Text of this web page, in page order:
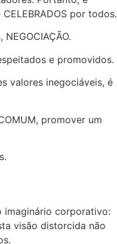
por todos.
e promovidos.
valores inegociáveis, é
promover um
imaginário corporativo:
visão distorcida não